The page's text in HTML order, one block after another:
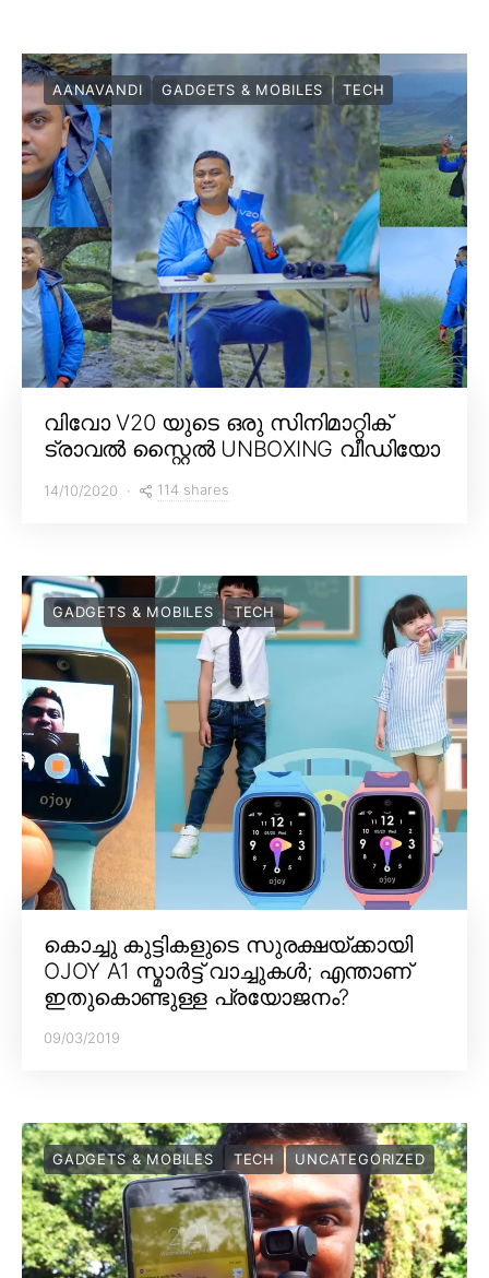
AANAVANDI GADGETS & MOBILES TECH
വിവോ V20 യുടെ ഒരു സിനിമാറ്റിക്
ട്രാവൽ സ്റ്റൈൽ UNBOXING വീഡിയോ
14/10/2020 114 shares
GADGETS & MOBILES TECH
കൊച്ചു കുട്ടികളുടെ സുരക്ഷയ്ക്കായി
OJOY A1 സ്മാർട്ട് വാച്ചുകൾ; എന്താണ്
ഇതുകൊണ്ടുള്ള പ്രയോജനം?
09/03/2019
GADGETS & MOBILES TECH UNCATEGORIZED